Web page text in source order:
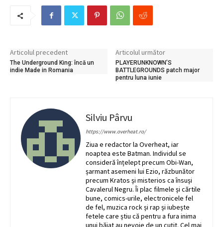
Articolul precedent
The Underground King: încă un
indie Made in Romania
Articolul următor
PLAYERUNKNOWN’S
BATTLEGROUNDS patch major
pentru luna iunie
Silviu Pârvu
https://www.overheat.ro/
Ziua e redactor la Overheat, iar
noaptea este Batman. Individul se
consideră înțelept precum Obi-Wan,
șarmant asemeni lui Ezio, răzbunător
precum Kratos și misterios ca însuși
Cavalerul Negru. Îi plac filmele și cărtile
bune, comics-urile, electronicele fel
de fel, muzica rock și rap și iubește
fetele care știu că pentru a fura inima
unui băiat au nevoie de un cuțit. Cel mai